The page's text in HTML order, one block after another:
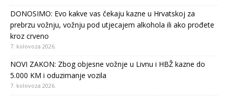
DONOSIMO: Evo kakve vas čekaju kazne u Hrvatskoj za
prebrzu vožnju, vožnju pod utjecajem alkohola ili ako prođete
kroz crveno
7. kolovoza 2026.
NOVI ZAKON: Zbog objesne vožnje u Livnu i HBŽ kazne do
5.000 KM i oduzimanje vozila
7. kolovoza 2026.